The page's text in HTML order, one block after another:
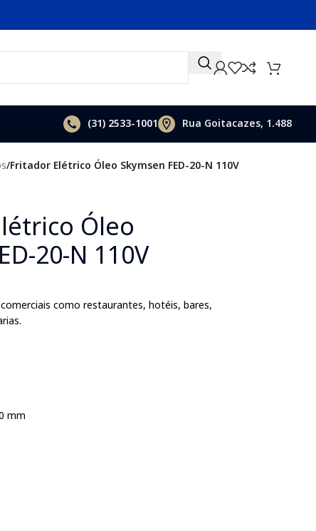
(31) 2533-1001 Rua Goitacazes, 1.488
/Fritador Elétrico Óleo Skymsen FED-20-N 110V
Óleo
20-N 110V
como restaurantes, hotéis, bares,
mm